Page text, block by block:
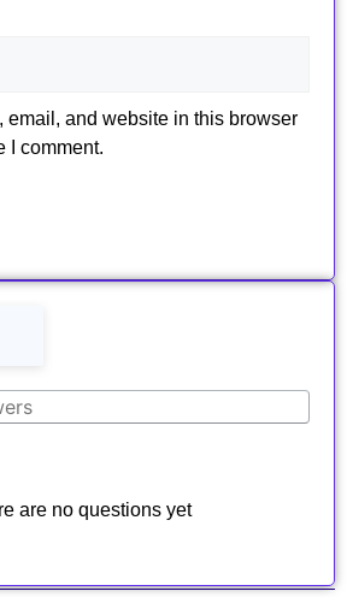
email, and website in this browser
I comment.
are no questions yet